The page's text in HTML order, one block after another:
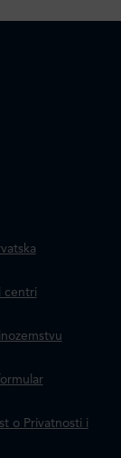
centri
o Privatnosti i